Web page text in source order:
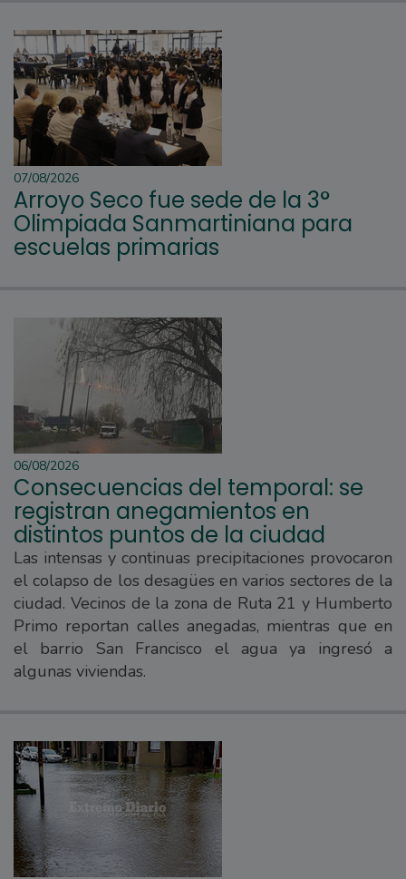
07/08/2026
Arroyo Seco fue sede de la 3°
Olimpiada Sanmartiniana para
escuelas primarias
06/08/2026
Consecuencias del temporal: se
registran anegamientos en
distintos puntos de la ciudad
Las intensas y continuas precipitaciones provocaron
el colapso de los desagües en varios sectores de la
ciudad. Vecinos de la zona de Ruta 21 y Humberto
Primo reportan calles anegadas, mientras que en
el barrio San Francisco el agua ya ingresó a
algunas viviendas.